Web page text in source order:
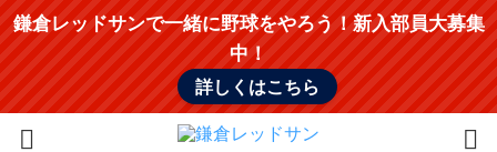
鎌倉レッドサンで一緒に野球をやろう！新入部員大募集
中！
詳しくはこちら